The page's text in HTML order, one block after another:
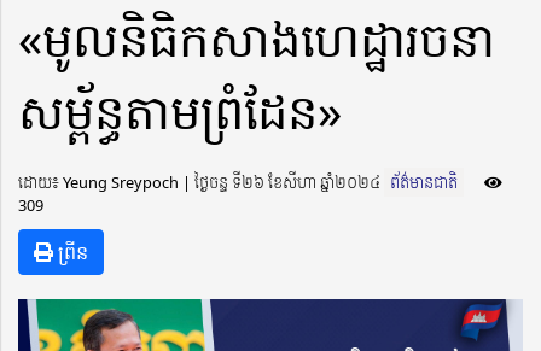
«មូលនិធិកសាងហេដ្ឋារចនា
សម្ព័ន្ធតាមព្រំដែន»
ដោយ៖ Yeung Sreypoch ​​ | ថ្ងៃចន្ទ ទី២៦ ខែសីហា ឆ្នាំ២០២៤ ព័ត៌មានជាតិ
309
ព្រីន